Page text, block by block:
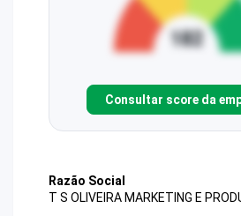
Consultar score da
Razão Social
T S OLIVEIRA MARKETING E